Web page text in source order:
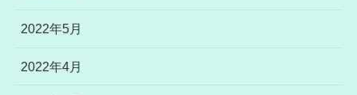
2022年5月
2022年4月